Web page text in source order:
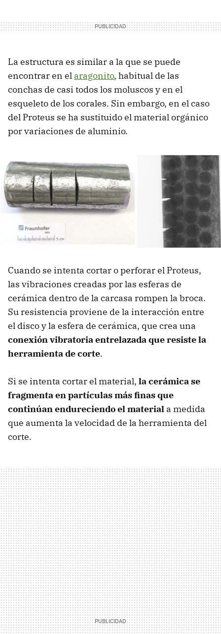
La estructura es similar a la que se puede
encontrar en el aragonito, habitual de las
conchas de casi todos los moluscos y en el
esqueleto de los corales. Sin embargo, en el caso
del Proteus se ha sustituido el material orgánico
por variaciones de aluminio.
Cuando se intenta cortar o perforar el Proteus,
las vibraciones creadas por las esferas de
cerámica dentro de la carcasa rompen la broca.
Su resistencia proviene de la interacción entre
el disco y la esfera de cerámica, que crea una
conexión vibratoria entrelazada que resiste la
herramienta de corte.
Si se intenta cortar el material, la cerámica se
fragmenta en partículas más finas que
continúan endureciendo el material a medida
que aumenta la velocidad de la herramienta del
corte.